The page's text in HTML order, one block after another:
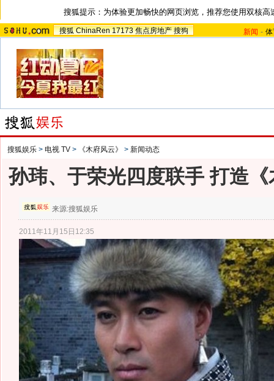
搜狐提示：为体验更加畅快的网页浏览，推荐您使用双核高
搜狐 ChinaRen 17173 焦点房地产 搜狗 新闻 -
搜狐娱乐 > 电视 TV > 《木府风云》 > 新闻动态
孙玮、于荣光四度联手 打造
来源:搜狐娱乐
2011年11月15日12:35